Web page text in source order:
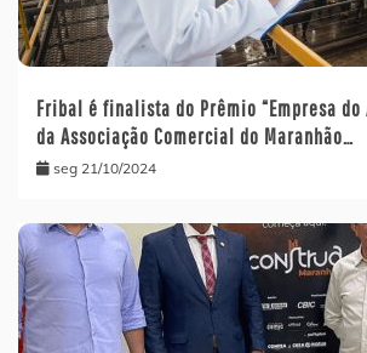
Fribal é finalista do Prêmio “Empresa do
da Associação Comercial do Maranhão…
seg 21/10/2024